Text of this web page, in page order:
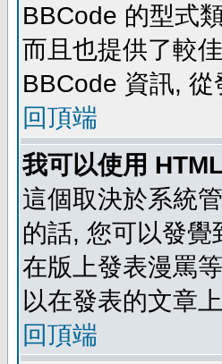
BBCode 的型式
而且也提供了較
BBCode 資訊,
回頂端
我可以使用
這個取決於系統
的話, 您可以發
在版上發表漫罵
以在發表的文章
回頂端